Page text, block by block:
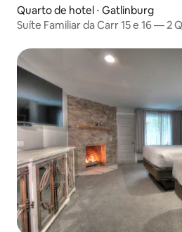
Quarto de hotel ⋅ Gatlinburg
Suíte Familiar da Carr 15 e 16 — 2